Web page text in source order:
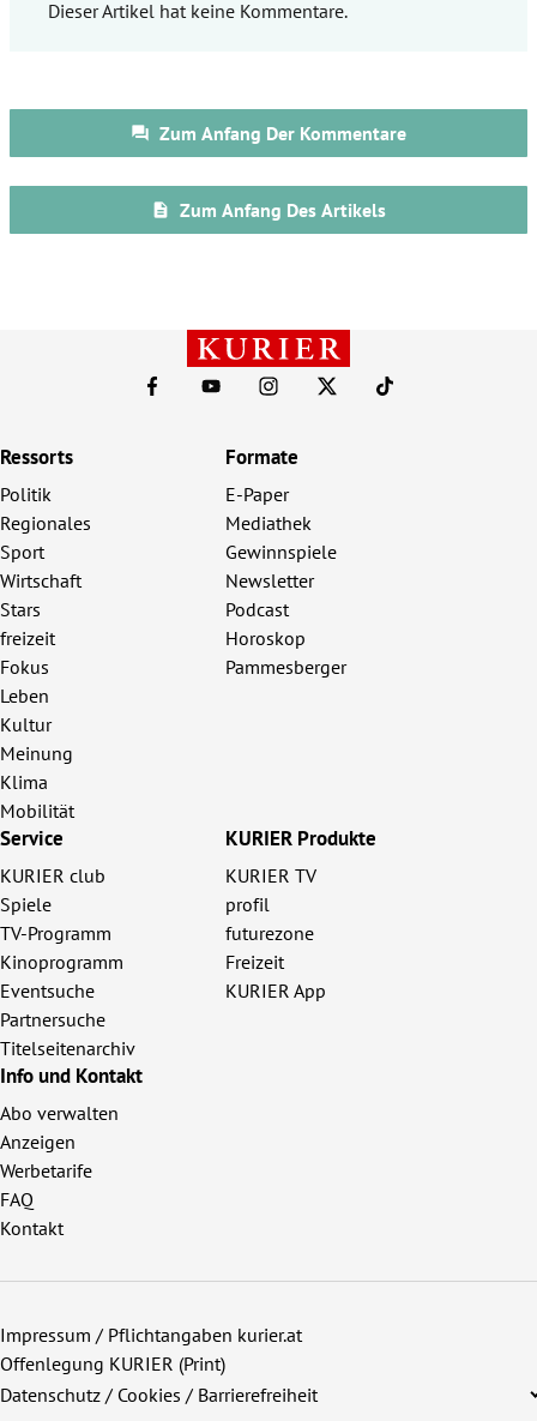
Ressorts
Politik
Regionales
Sport
Wirtschaft
Stars
freizeit
Fokus
Leben
Kultur
Meinung
Klima
Mobilität
Formate
E-Paper
Mediathek
Gewinnspiele
Newsletter
Podcast
Horoskop
Pammesberger
Service
KURIER club
Spiele
TV-Programm
Kinoprogramm
Eventsuche
Partnersuche
Titelseitenarchiv
KURIER Produkte
KURIER TV
profil
futurezone
Freizeit
KURIER App
Info und Kontakt
Abo verwalten
Anzeigen
Werbetarife
FAQ
Kontakt
Impressum / Pflichtangaben kurier.at
Offenlegung KURIER (Print)
Datenschutz / Cookies / Barrierefreiheit